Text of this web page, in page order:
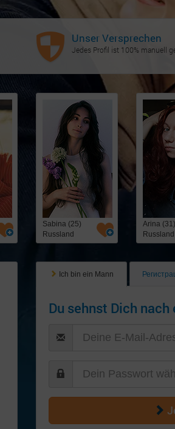
Unser Versprechen
Jedes Profil ist 100% manuell
Sabina (25)
Russland
Arina (31)
Russland
Ich bin ein Mann
Du sehnst Dich